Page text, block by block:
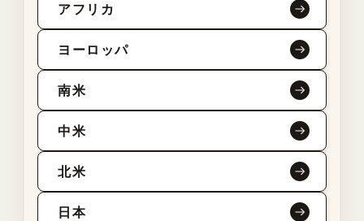
アフリカ
ヨーロッパ
南米
中米
北米
日本